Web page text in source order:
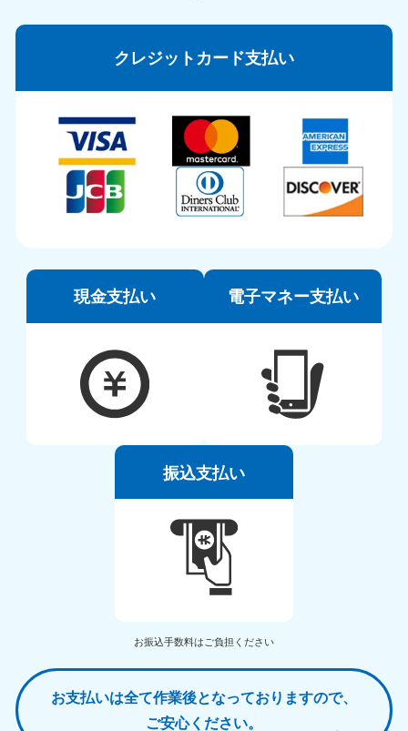
クレジットカード支払い
現金支払い 電子マネー支払い
振込支払い
お振込手数料はご負担ください
お支払いは全て作業後となっておりますので、
ご安心ください。